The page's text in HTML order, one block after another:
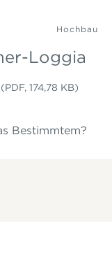
Hochbau
Loggia
(PDF, 174,78 KB)
Bestimmtem?